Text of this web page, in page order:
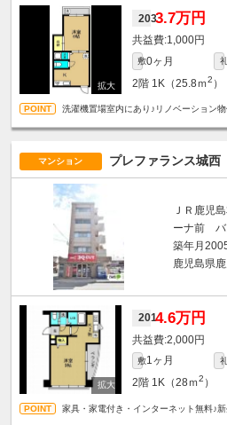
2033.7万円
1,000円
敷0ヶ月
2階 1K（25.8ｍ2 ）
洗濯機置場室内にあり♪リノベーション物
マンション プレファランス城西
ＪＲ鹿児
ーナ前
築年月
鹿児島県
2014.6万円
2,000円
敷1ヶ月
2階 1K（28ｍ2 ）
家具・家電付き・インターネット無料♪新